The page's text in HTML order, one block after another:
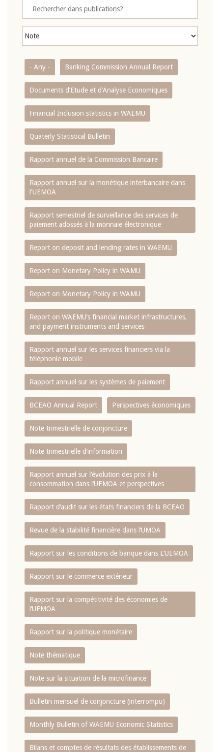
- Any - Banking Commission Annual Report
Documents d’Etude et d’Analyse Economiques
Financial Inclusion statistics in WAEMU
Quaterly Statistical Bulletin
Rapport annuel de la Commission Bancaire
Rapport annuel sur la monétique interbancaire dans
l'UEMOA
Rapport semestriel de surveillance des services de
paiement adossés à la monnaie électronique
Report on deposit and lending rates in WAEMU
Report on Monetary Policy in WAMU
Report on Monetary Policy in WAMU
Report on WAEMU’s financial market infrastructures,
and payment instruments and services
Rapport annuel sur les services financiers via la
téléphonie mobile
Rapport annuel sur les systèmes de paiement
BCEAO Annual Report Perspectives économiques
Note trimestrielle de conjoncture
Note trimestrielle d‘information
Rapport annuel sur l‘évolution des prix à la
consommation dans l‘UEMOA et perspectives
Rapport d‘audit sur les états financiers de la BCEAO
Revue de la stabilité financière dans l‘UMOA
Rapport sur les conditions de banque dans L‘UEMOA
Rapport sur le commerce extérieur
Rapport sur la compétitivité des économies de
l‘UEMOA
Rapport sur la politique monétaire
Note thématique
Note sur la situation de la microfinance
Bulletin mensuel de conjoncture (interrompu)
Monthly Bulletin of WAEMU Economic Statistics
Bilans et comptes de résultats des établissements de